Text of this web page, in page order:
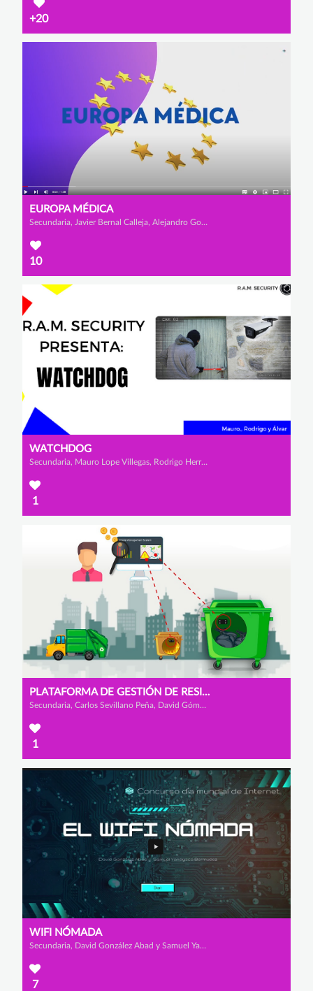
+20
EUROPA MÉDICA
Secundaria, Javier Bernal Calleja, Alejandro González Camarero y Adrián Martín López
10
WATCHDOG
Secundaria, Mauro Lope Villegas, Rodrigo Herrero Marcos y Álvar Zamorano Zárate
1
PLATAFORMA DE GESTIÓN DE RESIDUOS INTELIGENTE
Secundaria, Carlos Sevillano Peña, David Gómez Tello y Luis Barbadillo Cuesta
1
WIFI NÓMADA
Secundaria, David González Abad y Samuel Yanayaco Bermúdez
7